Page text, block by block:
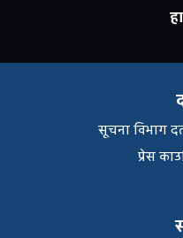
सूचना विभाग
प्रेस